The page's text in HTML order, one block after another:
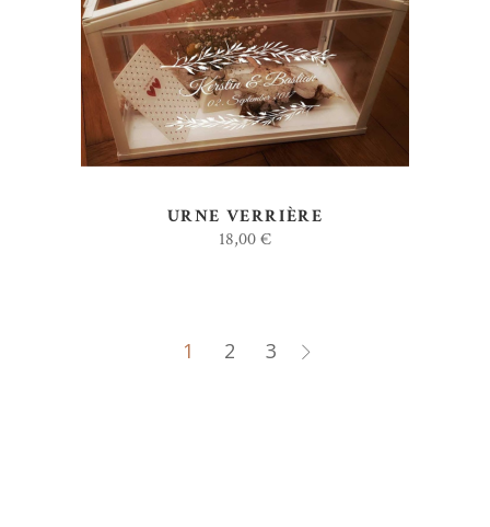
AJOUTER AU DEVIS
URNE VERRIÈRE
18,00€
1 2 3